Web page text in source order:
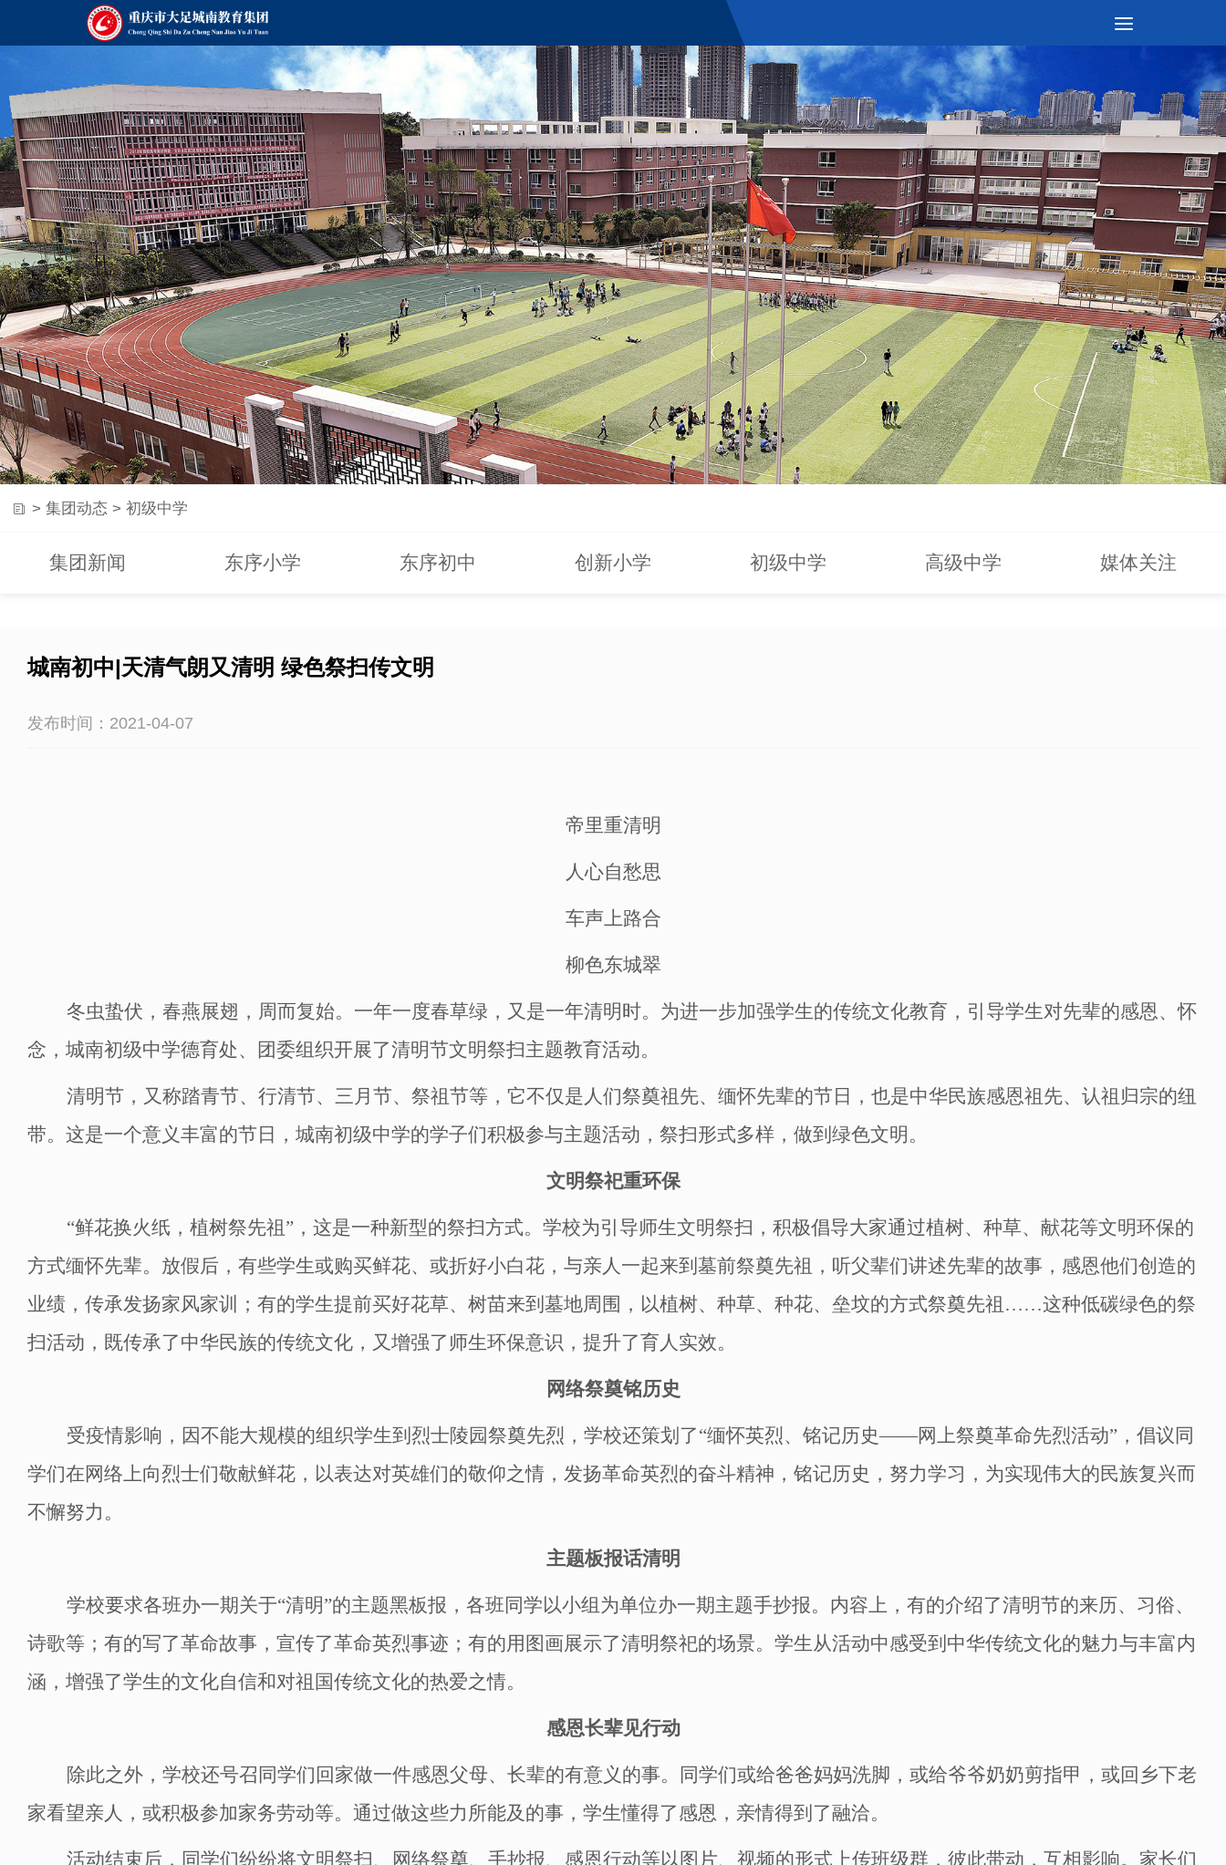
集团新闻 东序小学 东序初中 创新小学 初级中学 高级中学 媒体关注
> 集团动态 > 初级中学
城南初中|天清气朗又清明 绿色祭扫传文明
发布时间：2021-04-07
帝里重清明
人心自愁思
车声上路合
柳色东城翠
冬虫蛰伏，春燕展翅，周而复始。 一年一度春草绿，又是一年清明时。为进一步加强学生的传统文化教育， 引导学生对先辈的感恩、怀
念 ， 城南初级中学德育处、团委组织开展了清明节文明祭扫主题教育活动。
清明节， 又称踏青节、行清节、三月节、祭祖节等，它不仅是人们祭奠祖先、缅怀先辈的节日， 也是中华民族感恩祖先、 认祖归宗的纽
带。 这是一个意义丰富的节日，城南初级中学的学子们积极参与主题活动，祭扫形式多样，做到绿色文明。
文明祭祀重环保
“鲜花换火纸，植树祭先祖”， 这是一种新型的祭扫方式。学校为引导师生文明祭扫，积极倡导大家通过植树、种草、献花等文明环保的
方式缅怀先辈。 放假后， 有些学生或购买鲜花、或折好小白花，与亲人一起来到墓前祭奠先祖，听父辈们讲述先辈的故事，感恩他们创造的
业绩，传承发扬家风家训；有的学生提前买好花草、树苗来到墓地周围，以植树、种草、种花、垒坟的方式祭奠先祖 ……这种低碳绿色的祭
扫活动 ， 既传承了中华民族的传统文化，又 增强了师生环保意识，提升了育人实效。
网络祭奠铭历史
受疫情影响，因不能大规模的组织学生到烈士陵园祭奠先烈，学校还策划了“缅怀英烈、铭记历史――网上祭奠革命先烈活动”，倡议同
学们在网络上向烈士们敬献鲜花，以表达对英雄们的敬仰之情，发扬革命英烈的奋斗精神，铭记历史，努力学习，为实现伟大的民族复兴而
不懈努力。
主题板报话清明
学校要求各班办一期关于“清明”的主题黑板报，各班同学以小组为单位办一期主题手抄报。内容上，有的介绍了清明节的来历、习俗、
诗歌等；有的写了革命故事，宣传了革命英烈事迹；有的用图画展示了清明祭祀的场景。学生从活动中感受到中华传统文化的魅力与丰富内
涵，增强了学生的文化自信和对祖国传统文化的热爱之情。
感恩长辈见行动
除此之外，学校还号召同学们回家做一件感恩父母、长辈的有意义的事。同学们或给爸爸妈妈洗脚，或给爷爷奶奶剪指甲，或回乡下老
家看望亲人，或积极参加家务劳动等。通过做这些力所能及的事，学生懂得了感恩，亲情得到了融洽。
活动结束后，同学们纷纷将文明祭扫、网络祭奠、手抄报、感恩行动等以图片、视频的形式上传班级群，彼此带动，互相影响。家长们